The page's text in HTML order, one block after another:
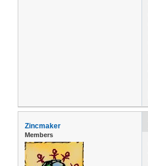
Zincmaker
Members